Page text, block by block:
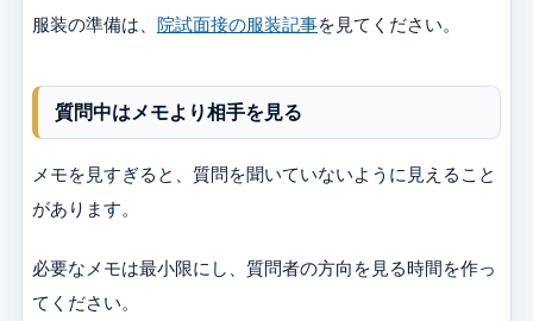
服装の準備は、 院試面接の服装記事を見てください。
質問中はメモより相手を見る
メモを見すぎると、質問を聞いていないように見えること
があります。
必要なメモは最小限にし、質問者の方向を見る時間を作っ
てください。